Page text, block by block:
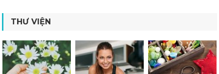
THƯ VIỆN